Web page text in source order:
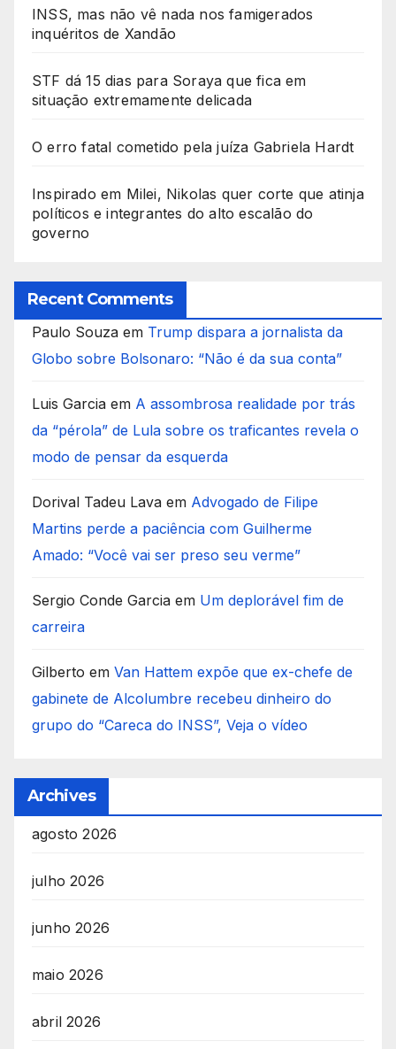
INSS, mas não vê nada nos famigerados
inquéritos de Xandão
STF dá 15 dias para Soraya que fica em
situação extremamente delicada
O erro fatal cometido pela juíza Gabriela Hardt
Inspirado em Milei, Nikolas quer corte que atinja
políticos e integrantes do alto escalão do
governo
Recent Comments
Paulo Souza em Trump dispara a jornalista da
Globo sobre Bolsonaro: “Não é da sua conta”
Luis Garcia em A assombrosa realidade por trás
da “pérola” de Lula sobre os traficantes revela o
modo de pensar da esquerda
Dorival Tadeu Lava em Advogado de Filipe
Martins perde a paciência com Guilherme
Amado: “Você vai ser preso seu verme”
Sergio Conde Garcia em Um deplorável fim de
carreira
Gilberto em Van Hattem expõe que ex-chefe de
gabinete de Alcolumbre recebeu dinheiro do
grupo do “Careca do INSS”, Veja o vídeo
Archives
agosto 2026
julho 2026
junho 2026
maio 2026
abril 2026